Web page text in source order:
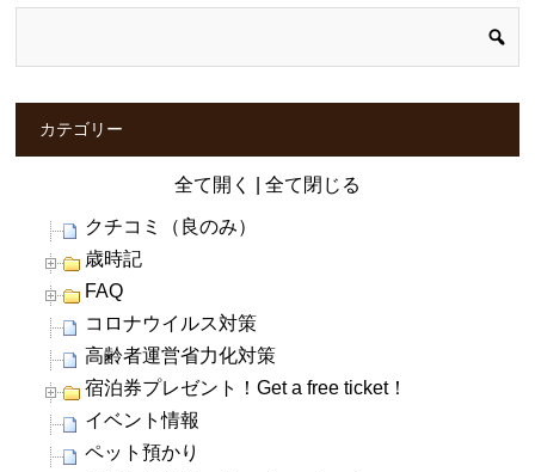
カテゴリー
全て開く 全て閉じる
クチコミ（良のみ）
歳時記
FAQ
コロナウイルス対策
高齢者運営省力化対策
宿泊券プレゼント！Get a free ticket！
イベント情報
ペット預かり